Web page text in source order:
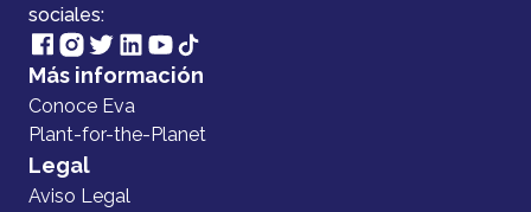
sociales:
Más información
Conoce Eva
Plant-for-the-Planet
Legal
Aviso Legal